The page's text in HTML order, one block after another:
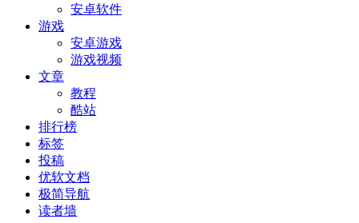
安卓软件
游戏
安卓游戏
游戏视频
文章
教程
酷站
排行榜
标签
投稿
优软文档
极简导航
读者墙